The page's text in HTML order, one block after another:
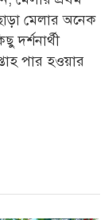
মেলার অনেক
পার হওয়ার